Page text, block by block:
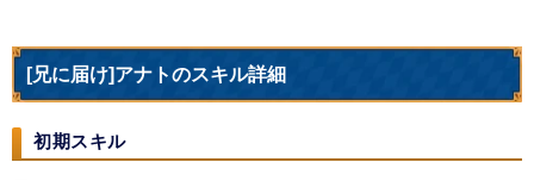
[兄に届け]アナトのスキル詳細
初期スキル